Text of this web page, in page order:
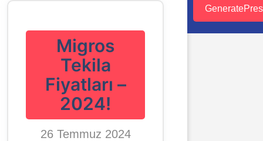
Migros
Tekila
Fiyatları –
2024!
26 Temmuz 2024